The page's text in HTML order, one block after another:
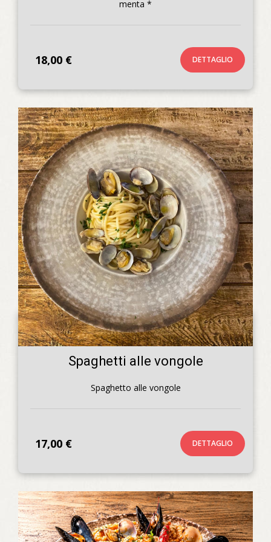
menta *
18,00 € DETTAGLIO
Spaghetti alle vongole
Spaghetto alle vongole
17,00 € DETTAGLIO